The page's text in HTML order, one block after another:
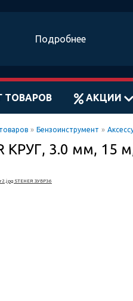
Подробнее
ТОВАРОВ АКЦИИ
» Бензоинструмент »
КРУГ, 3.0 мм, 15